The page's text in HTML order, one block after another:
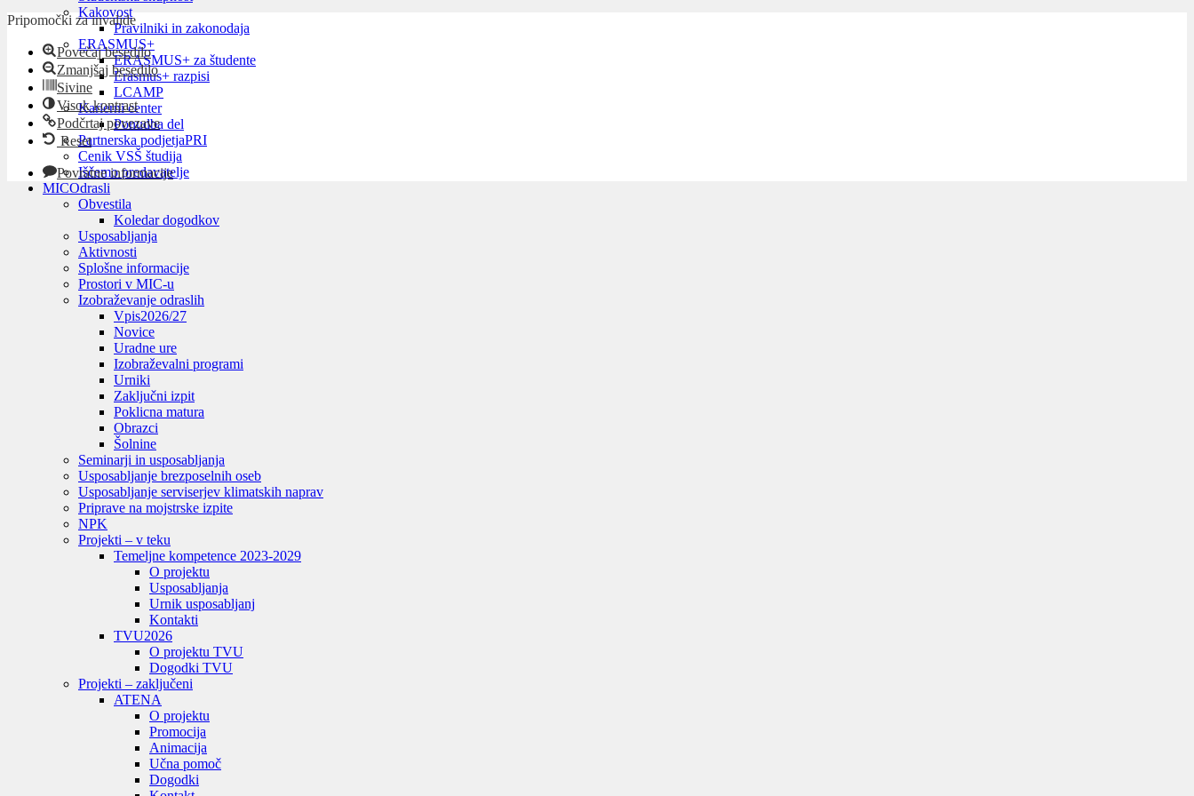
Kakovost
Pravilniki in zakonodaja
ERASMUS+
ERASMUS+ za študente
Erasmus+ razpisi
LCAMP
Karierni center
Ponudba del
Partnerska podjetjaPRI
Cenik VSŠ študija
Iščemo predavatelje
MICOdrasli
Obvestila
Koledar dogodkov
Usposabljanja
Aktivnosti
Splošne informacije
Prostori v MIC-u
Izobraževanje odraslih
Vpis2026/27
Novice
Uradne ure
Izobraževalni programi
Urniki
Zaključni izpit
Poklicna matura
Obrazci
Šolnine
Seminarji in usposabljanja
Usposabljanje brezposelnih oseb
Usposabljanje serviserjev klimatskih naprav
Priprave na mojstrske izpite
NPK
Projekti – v teku
Temeljne kompetence 2023-2029
O projektu
Usposabljanja
Urnik usposabljanj
Kontakti
TVU2026
O projektu TVU
Dogodki TVU
Projekti – zaključeni
ATENA
O projektu
Promocija
Animacija
Učna pomoč
Dogodki
Pripomočki za invalide
Povečaj besedilo
Zmanjšaj besedilo
Sivine
Visok kontrast
Podčrtaj povezave
Reset
Povratne informacije